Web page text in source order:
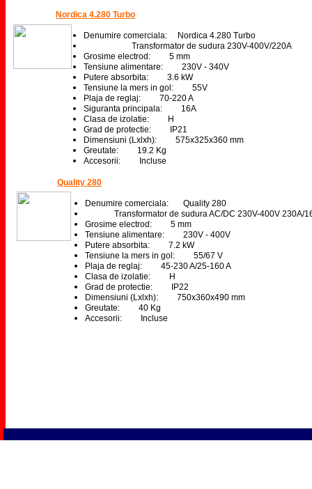
Nordica 4.280 Turbo
Denumire comerciala:
Nordica 4.280 Turbo
Transformator de sudura 230V-400V/220A
Grosime electrod: 5 mm
Tensiune alimentare: 230V - 340V
Putere absorbita: 3.6 kW
Tensiune la mers in gol: 55V
Plaja de reglaj: 70-220 A
Siguranta principala: 16A
Clasa de izolatie: H
Grad de protectie: IP21
Dimensiuni (Lxlxh): 575x325x360 mm
Greutate: 19.2 Kg
Accesorii: Incluse
Quality 280
Denumire comerciala: Quality 280
Transformator de sudura AC/DC 230V-400V 230A/
Grosime electrod: 5 mm
Tensiune alimentare: 230V - 400V
Putere absorbita: 7.2 kW
Tensiune la mers in gol: 55/67 V
Plaja de reglaj: 45-230 A/25-160 A
Clasa de izolatie: H
Grad de protectie: IP22
Dimensiuni (Lxlxh): 750x360x490 mm
Greutate: 40 Kg
Accesorii: Incluse